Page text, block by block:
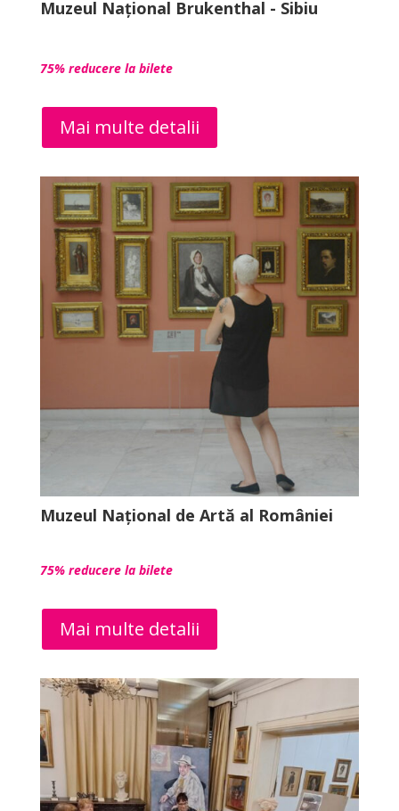
Muzeul Național Brukenthal - Sibiu
75% reducere la bilete
Mai multe detalii
Muzeul Național de Artă al României
75% reducere la bilete
Mai multe detalii